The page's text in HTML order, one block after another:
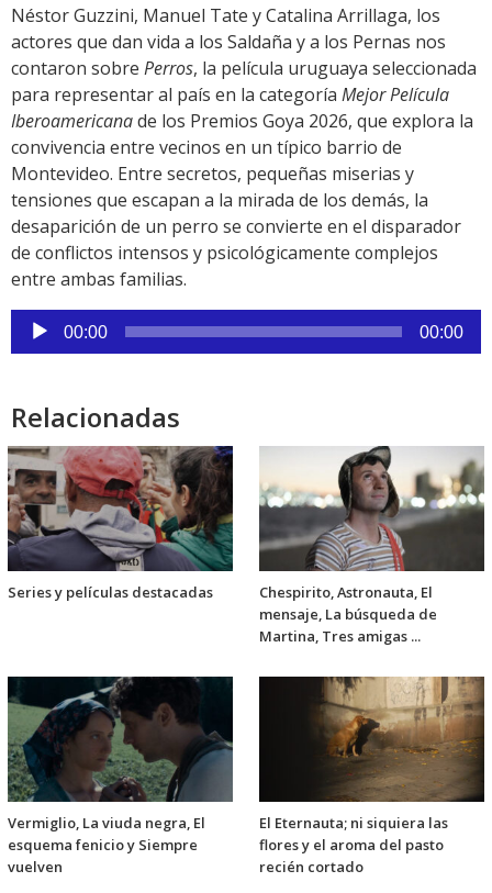
Link
Néstor Guzzini, Manuel Tate y Catalina Arrillaga, los
actores que dan vida a los Saldaña y a los Pernas nos
contaron sobre Perros, la película uruguaya seleccionada
para representar al país en la categoría Mejor Película
Iberoamericanade los Premios Goya 2026, que explora la
convivencia entre vecinos en un típico barrio de
Montevideo. Entre secretos, pequeñas miserias y
tensiones que escapan a la mirada de los demás, la
desaparición de un perro se convierte en el disparador
de conflictos intensos y psicológicamente complejos
entre ambas familias.
Reproductor
de
00:00 00:00
Relacionadas
Series y películas destacadas
Chespirito, Astronauta, El
mensaje, La búsqueda de
Martina, Tres amigas ...
Vermiglio, La viuda negra, El
esquema fenicio y Siempre
vuelven
El Eternauta; ni siquiera las
flores y el aroma del pasto
recién cortado